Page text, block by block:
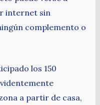
internet sin
complemento o
los 150
a partir de casa,